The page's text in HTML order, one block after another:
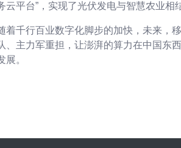
云平台”，实现了光伏发电与智慧农业
着千行百业数字化脚步的加快，未来，
、主力军重担，让澎湃的算力在中国东
展。